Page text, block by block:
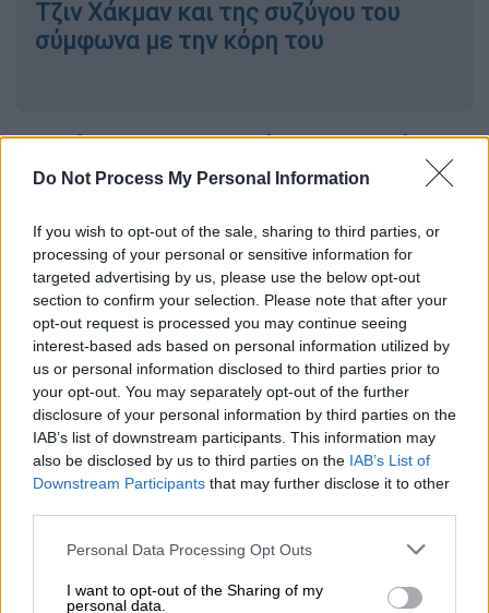
Do Not Process My Personal Information
If you wish to opt-out of the sale, sharing to third parties, or
processing of your personal or sensitive information for
targeted advertising by us, please use the below opt-out
section to confirm your selection. Please note that after your
opt-out request is processed you may continue seeing
interest-based ads based on personal information utilized by
us or personal information disclosed to third parties prior to
your opt-out. You may separately opt-out of the further
disclosure of your personal information by third parties on the
IAB’s list of downstream participants. This information may
also be disclosed by us to third parties on the IAB’s List of
Downstream Participants that may further disclose it to other
Please note that this website/app uses one or more Google
not limited to your visit or usage behaviour. You may click to
Personal Data Processing Opt Outs
I want to opt-out of the Sharing of my
personal data.
Τζιν Χάκμαν και της συζύγου του
σύμφωνα με την κόρη του
Η ανάρτηση του Αντόνιο Μπαντέρας
Συγκλονισμένος είναι ο
Αντόνιο Μπαντέρας
(Antonio Banderas) με την είδηση θανάτου
του Τζιν Χάκμαν. Ο Ισπανός ηθοποιός
δημοσίευσε την Πέμπτη (27/02) μία
ανάρτηση στον προσωπικό του λογαριασμό
στο Instagram,εκφράζοντας τη θλίψη του
στο άκουσμα της τραγικής είδησης.
Συγκεκριμένα, ο Μπαντέρας δημοσίευσε μία
κοινή φωτογραφία του Χάκμαν με τη σύζυγό
του.